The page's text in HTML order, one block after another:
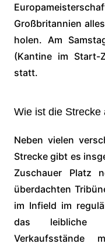
Großbritannien
holen. Am
(Kantine im Start-
statt.
Wie ist die Strecke
Neben vielen
Strecke gibt es
Zuschauer Platz
überdachten
im Infield im
das leibliche
Verkaufsstände